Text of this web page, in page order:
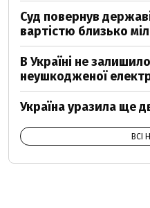
Суд повернув
вартістю близько
В Україні не
неушкодженої
Україна уразила ще
ВСІ